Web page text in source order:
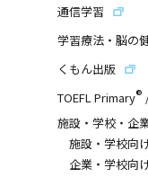
通信学習
学習療法・脳の
くもん出版
TOEFL Primary®
施設・学校・企
施設・学校向
企業・学校向